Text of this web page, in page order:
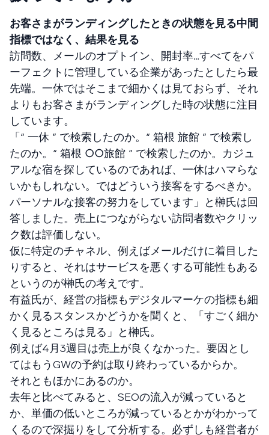
お客さまがランディングしたときの状態を見る中間
指標ではなく、結果を見る
訪問数、メールのオプトイン、開封率…すべてをパ
ーフェクトに管理している企業があったとしたら最
先端。一休ではそこまで細かくは見ておらず、それ
よりもお客さまがランディングした時の状態に注目
しています。
「“ 一休 ” で検索したのか。“ 箱根 旅館 ” で検索し
たのか。“ 箱根 ○○旅館 ” で検索したのか。カジュ
アルな宿を探しているのであれば、一休はハマらな
いかもしれない。ではどういう接客をするべきか。
パーソナルな接客の努力をしています」と榊氏は回
答しました。売上につながらない訪問者数やクリッ
ク数は評価しない。
仮に特定のチャネル、例えばメールだけに着目した
りすると、それはサービスを悪くする可能性もある
というのが榊氏の考えです。
有益氏が、経営の指標もデジタルマーケの指標も細
かく見るスタンスかどうかを聞くと、「すごく細か
く見るところは見る」と榊氏。
例えば4月3週目は売上が良くなかった。要因とし
てはもうGWの予約は取り終わっているからか。
それともほかにあるのか。
去年と比べてみると、SEOの流入が減っていると
か、単価の低いところが減っているとかがわかって
くるので深掘りをして分析する。必ずしも経営者が